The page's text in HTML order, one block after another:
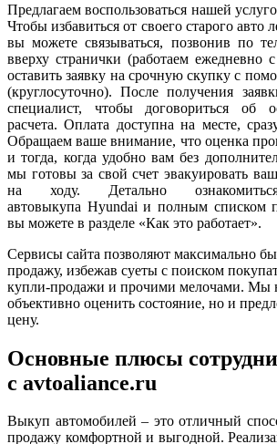
Предлагаем воспользоваться нашей
Чтобы избавиться от своего старого авто
вы можете связываться, позвонив по
вверху странички (работаем ежедневно
оставить заявку на срочную скупку с
(круглосуточно). После получения
специалист, чтобы договориться об
расчета. Оплата доступна на месте,
Обращаем ваше внимание, что оценка
и тогда, когда удобно вам без
мы готовы за свой счет эвакуировать
на ходу. Детально
автовыкупа Hyundai и полным списком
вы можете в разделе «Как это работает».
Сервисы сайта позволяют максимально
продажу, избежав суеты с поиском
купли-продажи и прочими мелочами. Мы
объективно оценить состояние, но и
цену.
Основные плюсы
с аvtoaliance.ru
Выкуп автомобилей – это отличный
продажу комфортной и выгодной.